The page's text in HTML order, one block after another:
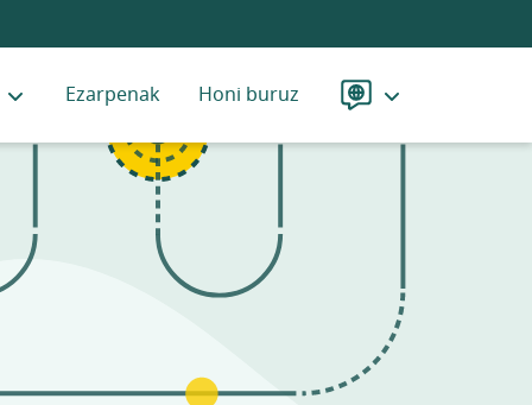
Ezarpenak Honi buruz
Hizkuntza